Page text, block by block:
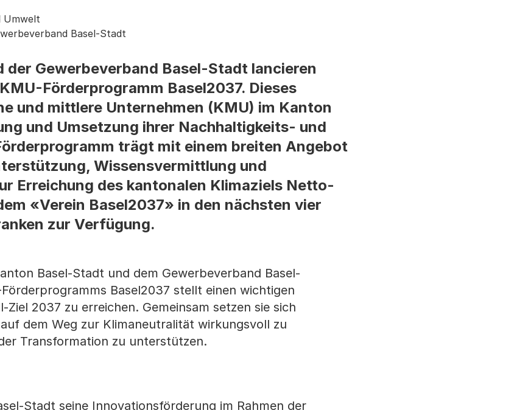
Umwelt
Basel-Stadt
Gewerbeverband Basel-Stadt lancieren
Förderprogramm Basel2037. Dieses
und mittlere Unternehmen (KMU) im Kanton
und Umsetzung ihrer Nachhaltigkeits- und
trägt mit einem breiten Angebot
Wissensvermittlung und
Erreichung des kantonalen Klimaziels Netto-
«Verein Basel2037» in den nächsten vier
zur Verfügung.
Basel-Stadt und dem Gewerbeverband Basel-
Basel2037 stellt einen wichtigen
2037 zu erreichen. Gemeinsam setzen sie sich
dem Weg zur Klimaneutralität wirkungsvoll zu
Transformation zu unterstützen.
Stadt seine Innovationsförderung im Rahmen der